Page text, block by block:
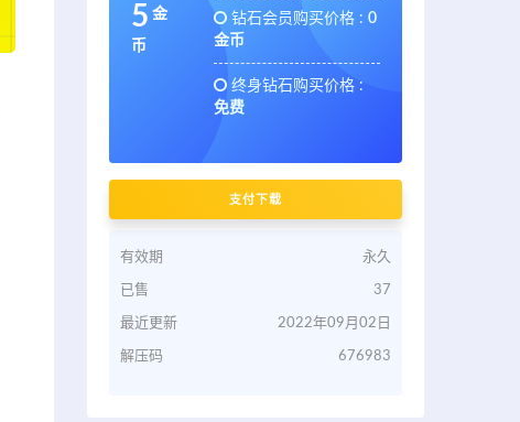
5 金
币
钻石会员购买价格 : 0
金币
终身钻石购买价格 :
免费
支付下载
有效期 永久
已售 37
最近更新 2022年09月02日
解压码 676983